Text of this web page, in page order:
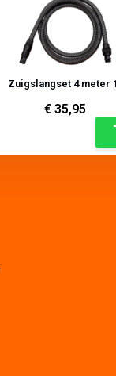
Zuigslangset 4 meter
€ 35,95